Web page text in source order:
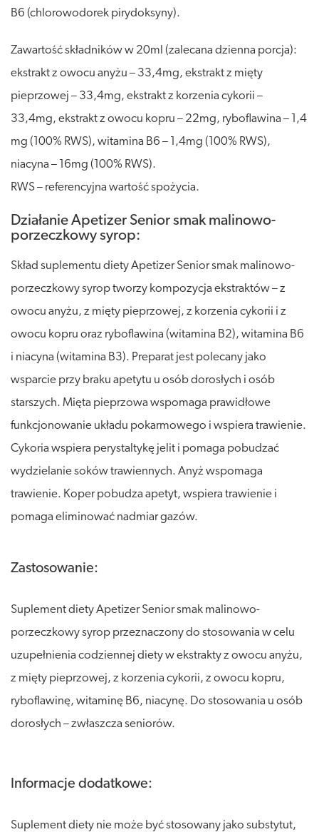
B6 (chlorowodorek pirydoksyny).
Zawartość składników w 20ml (zalecana dzienna porcja):
ekstrakt z owocu anyżu – 33,4mg, ekstrakt z mięty
pieprzowej – 33,4mg, ekstrakt z korzenia cykorii –
33,4mg, ekstrakt z owocu kopru – 22mg, ryboflawina – 1,4
mg (100% RWS), witamina B6 – 1,4mg (100% RWS),
niacyna – 16mg (100% RWS).
RWS – referencyjna wartość spożycia.
Działanie Apetizer Senior smak malinowo-
porzeczkowy syrop:
Skład suplementu diety Apetizer Senior smak malinowo-
porzeczkowy syrop tworzy kompozycja ekstraktów – z
owocu anyżu, z mięty pieprzowej, z korzenia cykorii i z
owocu kopru oraz ryboflawina (witamina B2), witamina B6
i niacyna (witamina B3). Preparat jest polecany jako
wsparcie przy braku apetytu u osób dorosłych i osób
starszych. Mięta pieprzowa wspomaga prawidłowe
funkcjonowanie układu pokarmowego i wspiera trawienie.
Cykoria wspiera perystaltykę jelit i pomaga pobudzać
wydzielanie soków trawiennych. Anyż wspomaga
trawienie. Koper pobudza apetyt, wspiera trawienie i
pomaga eliminować nadmiar gazów.
Zastosowanie:
Suplement diety Apetizer Senior smak malinowo-
porzeczkowy syrop przeznaczony do stosowania w celu
uzupełnienia codziennej diety w ekstrakty z owocu anyżu,
z mięty pieprzowej, z korzenia cykorii, z owocu kopru,
ryboflawinę, witaminę B6, niacynę. Do stosowania u osób
dorosłych – zwłaszcza seniorów.
Informacje dodatkowe:
Suplement diety nie może być stosowany jako substytut,